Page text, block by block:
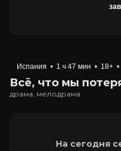
Испания • 1 ч 47 мин • 18+ •
Всё, что мы
драма, мелодрама
На сегодня